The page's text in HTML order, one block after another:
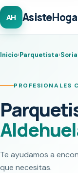
AH
Inicio›Parquetista›Soria
PROFESIONALES
Te ayudamos a
que necesitas.